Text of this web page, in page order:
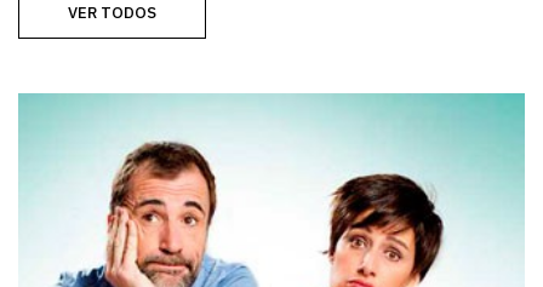
VER TODOS